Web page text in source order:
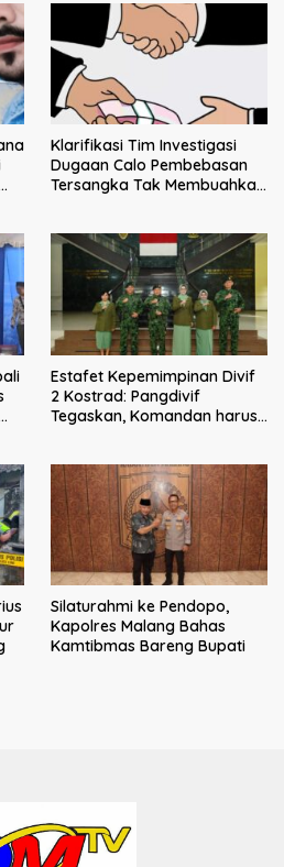
Klarifikasi Tim Investigasi
Dugaan Calo Pembebasan
Tersangka Tak Membuahkan
Estafet Kepemimpinan Divif
2 Kostrad: Pangdivif
Tegaskan, Komandan harus
Silaturahmi ke Pendopo,
Kapolres Malang Bahas
Kamtibmas Bareng Bupati